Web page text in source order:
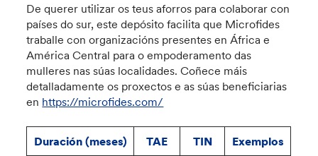
De querer utilizar os teus aforros para colaborar con
países do sur, este depósito facilita que Microfides
traballe con organizacións presentes en África e
América Central para o empoderamento das
mulleres nas súas localidades. Coñece máis
detalladamente os proxectos e as súas beneficiarias
en https://microfides.com/
Duración (meses) TAE TIN Exemplos